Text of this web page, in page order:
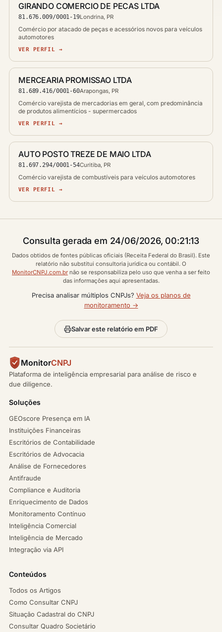
GIRANDO COMERCIO DE PECAS LTDA
81.676.009/0001-19Londrina, PR
Comércio por atacado de peças e acessórios novos para veículos
automotores
VER PERFIL →
MERCEARIA PROMISSAO LTDA
81.689.416/0001-60Arapongas, PR
Comércio varejista de mercadorias em geral, com predominância
de produtos alimentícios - supermercados
VER PERFIL →
AUTO POSTO TREZE DE MAIO LTDA
81.697.294/0001-54Curitiba, PR
Comércio varejista de combustíveis para veículos automotores
VER PERFIL →
Consulta gerada em 24/06/2026, 00:21:13
Dados obtidos de fontes públicas oficiais (Receita Federal do Brasil). Este
relatório não substitui consultoria jurídica ou contábil. O
MonitorCNPJ.com.br não se responsabiliza pelo uso que venha a ser feito
das informações aqui apresentadas.
Precisa analisar múltiplos CNPJs? Veja os planos de
monitoramento →
Salvar este relatório em PDF
MonitorCNPJ
Plataforma de inteligência empresarial para análise de risco e
due diligence.
Soluções
GEOscore Presença em IA
Instituições Financeiras
Escritórios de Contabilidade
Escritórios de Advocacia
Análise de Fornecedores
Antifraude
Compliance e Auditoria
Enriquecimento de Dados
Monitoramento Contínuo
Inteligência Comercial
Inteligência de Mercado
Integração via API
Conteúdos
Todos os Artigos
Como Consultar CNPJ
Situação Cadastral do CNPJ
Consultar Quadro Societário